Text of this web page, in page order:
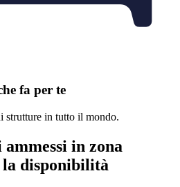
fa per te
strutture in tutto il mondo.
in zona
disponibilità